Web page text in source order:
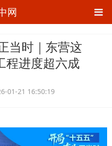
网
当时｜东营这
程进度超六成
01-21 16:50:19